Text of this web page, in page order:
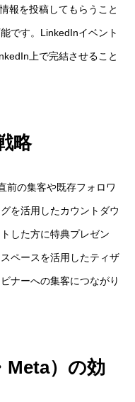
報を投稿してもらうこと
です。LinkedInイベント
上で完結させること
略
前の集客や既存フォロワ
を活用したカウントダウ
した方に特典プレゼン
ペースを活用したティザ
ナーへの集客につながり
Meta）の効